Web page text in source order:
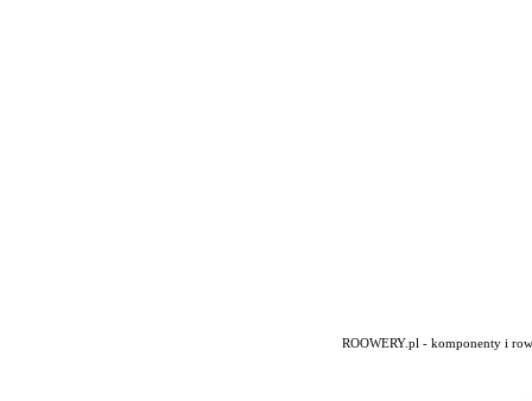
ROOWERY.pl - komponenty i